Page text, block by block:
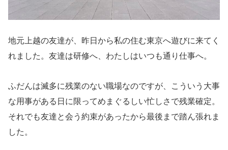
地元上越の友達が、昨日から私の住む東京へ遊びに来てく
れました。友達は研修へ、わたしはいつも通り仕事へ。
ふだんは滅多に残業のない職場なのですが、こういう大事
な用事がある日に限ってめまぐるしい忙しさで残業確定。
それでも友達と会う約束があったから最後まで踏ん張れま
した。